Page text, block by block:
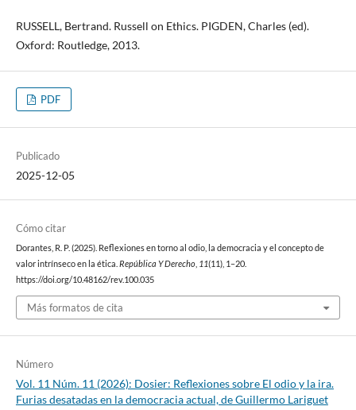
RUSSELL, Bertrand. Russell on Ethics. PIGDEN, Charles (ed).
Oxford: Routledge, 2013.
PDF
Publicado
2025-12-05
Cómo citar
Dorantes, R. P. (2025). Reflexiones en torno al odio, la democracia y el concepto de
valor intrínseco en la ética. República Y Derecho, 11(11), 1–20.
https://doi.org/10.48162/rev.100.035
Más formatos de cita
Número
Vol. 11 Núm. 11 (2026): Dosier: Reflexiones sobre El odio y la ira.
Furias desatadas en la democracia actual, de Guillermo Lariguet